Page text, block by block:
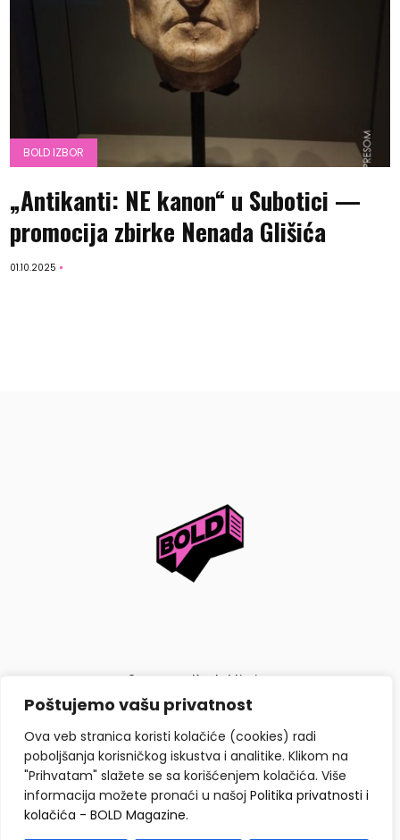
Poštujemo vašu privatnost
Ova veb stranica koristi kolačiće (cookies) radi
poboljšanja korisničkog iskustva i analitike. Klikom na
"Prihvatam" slažete se sa korišćenjem kolačića. Više
informacija možete pronaći u našoj Politika privatnosti i
kolačića - BOLD Magazine.
BOLD IZBOR
„Antikanti: NE kanon“ u Subotici —
promocija zbirke Nenada Glišića
01.10.2025
O nama Kontaktiraj nas
Politika privatnosti i kolačića